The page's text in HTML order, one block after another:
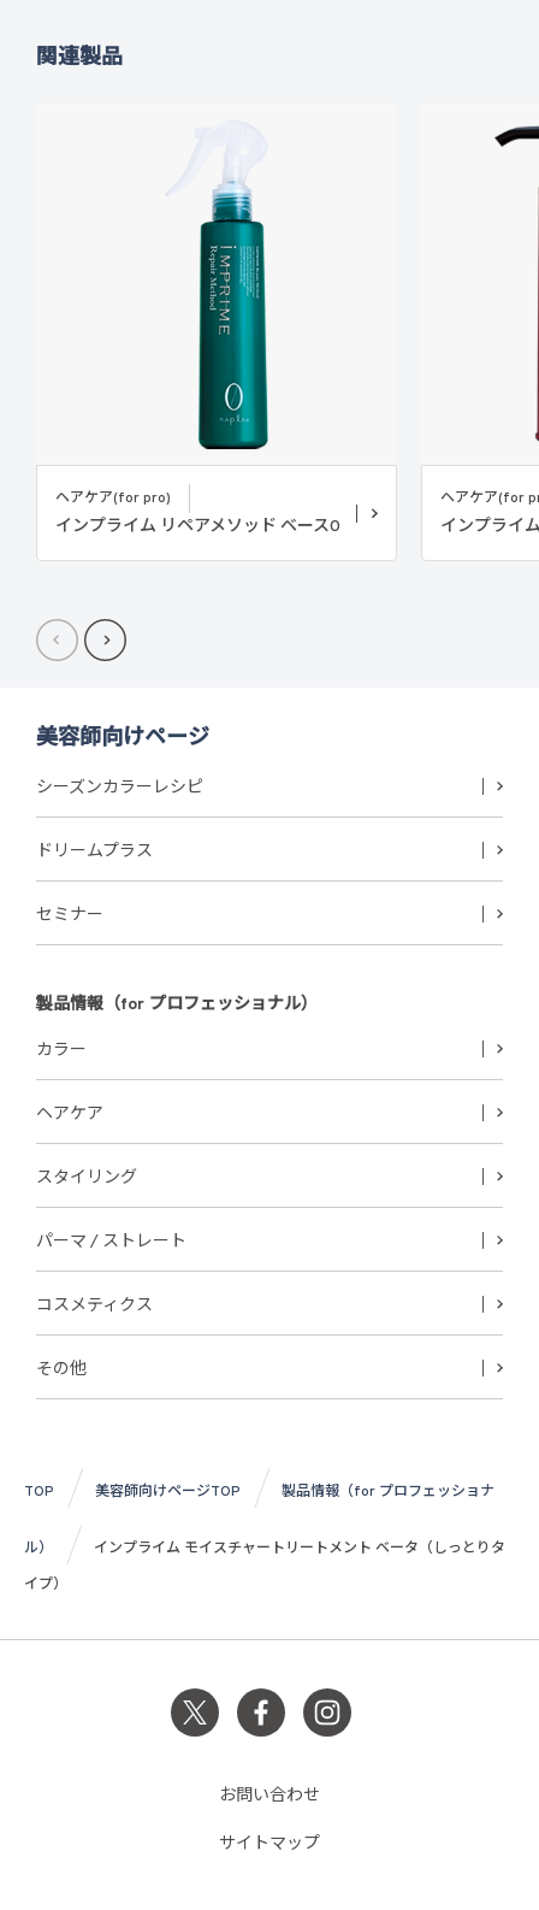
関連製品
ヘアケア(for pro)
インプライム リペアメソッド ベース0
ヘアケア(for
インプライ
美容師向けページ
シーズンカラーレシピ
ドリームプラス
セミナー
製品情報（for プロフェッショナル）
カラー
ヘアケア
スタイリング
パーマ / ストレート
コスメティクス
その他
TOP 美容師向けページTOP 製品情報（for プロフェッショナ
ル）
インプライム モイスチャートリートメント ベータ（しっとりタ
イプ）
お問い合わせ
サイトマップ